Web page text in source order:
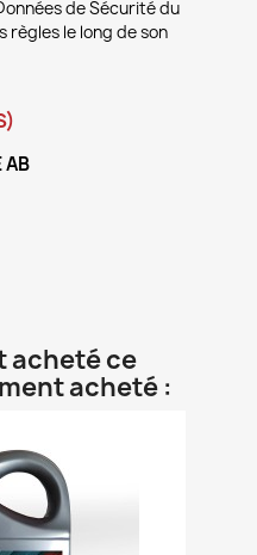
de Sécurité du
le long de son
AB
acheté ce
acheté :